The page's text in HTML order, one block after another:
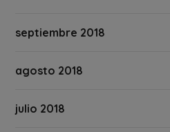
septiembre 2018
agosto 2018
julio 2018